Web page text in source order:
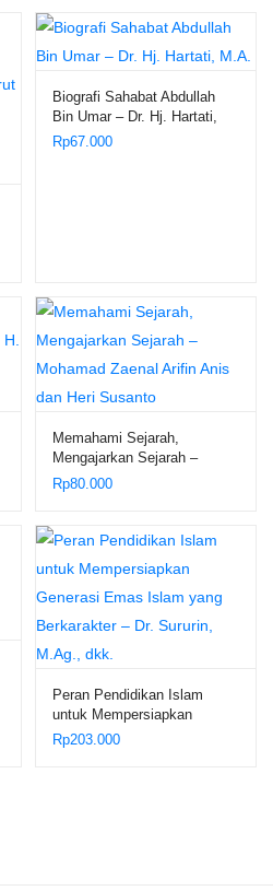
Biografi Sahabat Abdullah
Bin Umar – Dr. Hj. Hartati,
M.A.
Rp67.000
Memahami Sejarah,
Mengajarkan Sejarah –
Mohamad Zaenal Arifin Anis
dan Heri Susanto
Rp80.000
Peran Pendidikan Islam
untuk Mempersiapkan
Generasi Emas Islam yang
Rp203.000